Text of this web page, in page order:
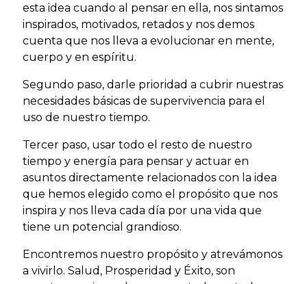
esta idea cuando al pensar en ella, nos sintamos
inspirados, motivados, retados y nos demos
cuenta que nos lleva a evolucionar en mente,
cuerpo y en espíritu.
Segundo paso, darle prioridad a cubrir nuestras
necesidades básicas de supervivencia para el
uso de nuestro tiempo.
Tercer paso, usar todo el resto de nuestro
tiempo y energía para pensar y actuar en
asuntos directamente relacionados con la idea
que hemos elegido como el propósito que nos
inspira y nos lleva cada día por una vida que
tiene un potencial grandioso.
Encontremos nuestro propósito y atrevámonos
a vivirlo. Salud, Prosperidad y Éxito, son